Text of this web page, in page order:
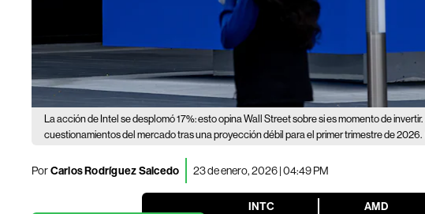
La acción de Intel se desplomó 17%: esto opina Wall Street sobre si es momento de invertir.
cuestionamientos del mercado tras una proyección débil para el primer trimestre de 2026.
PorCarlos Rodríguez Salcedo 23 de enero, 2026 | 04:49 PM
INTC AMD